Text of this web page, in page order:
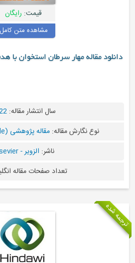
رایگان
مشاهده متن کامل
مقاله مهار سرطان استخوان با هدف
سال انتشار مقاله:2022
نوع نگارش مقاله:مقاله پژوهشی (Research Article)
الزویر - Elsevier
تعداد صفحات مقاله انگلیسی: 9